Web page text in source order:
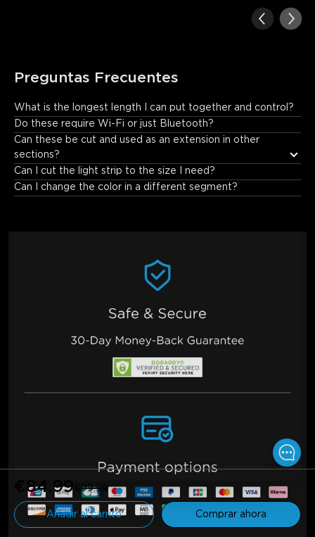
€84.99 €99.99
Añadir al carrito Comprar ahora
Preguntas Frecuentes
What is the longest length I can put together and control?
10 meters.
Do these require Wi-Fi or just Bluetooth?
Can these be cut and used as an extension in other
sections?
Can I cut the light strip to the size I need?
Can I change the color in a different segment?